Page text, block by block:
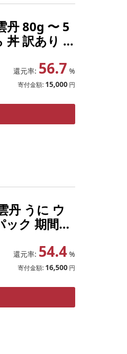
丹 80g 〜 5
丼 訳あり u
還元率: 56.7 %
寄付金額: 15,000 円
丹 うに ウ
ク 期間限
還元率: 54.4 %
寄付金額: 16,500 円